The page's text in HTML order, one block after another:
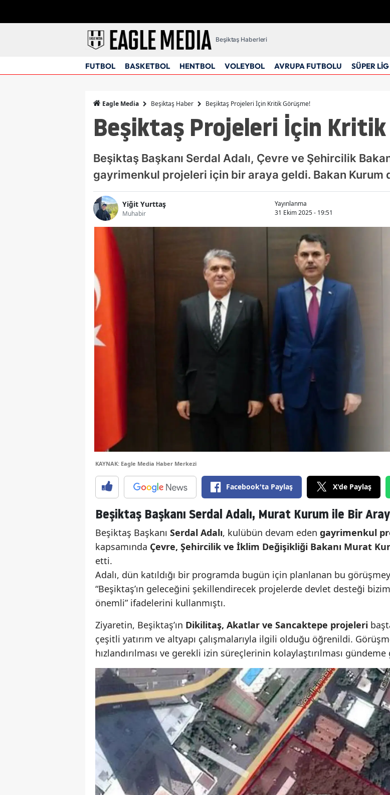
Beşiktaş Haberleri
FUTBOL BASKETBOL HENTBOL VOLEYBOL AVRUPA FUTBOLU SÜPER LİG
Eagle Media Beşiktaş Haber Beşiktaş Projeleri İçin Kritik Görüşme!
Beşiktaş Projeleri İçin Kritik
Beşiktaş Başkanı Serdal Adalı, Çevre ve Şehircilik
gayrimenkul projeleri için bir araya geldi. Bakan Kurum
Yiğit Yurttaş
Muhabir
Yayınlanma
31 Ekim 2025 - 19:51
KAYNAK: Eagle Media Haber Merkezi
Facebook'ta Paylaş X'de Paylaş
Beşiktaş Başkanı Serdal Adalı, Murat Kurum ile Bir
Beşiktaş Başkanı Serdal Adalı, kulübün devam eden gayrimenkul
kapsamında Çevre, Şehircilik ve İklim Değişikliği Bakanı Murat
etti.
Adalı, dün katıldığı bir programda bugün için planlanan bu
“Beşiktaş’ın geleceğini şekillendirecek projelerde devlet desteği
önemli” ifadelerini kullanmıştı.
Ziyaretin, Beşiktaş’ın Dikilitaş, Akatlar ve Sancaktepe projeleri
çeşitli yatırım ve altyapı çalışmalarıyla ilgili olduğu öğrenildi.
hızlandırılması ve gerekli izin süreçlerinin kolaylaştırılması gündeme